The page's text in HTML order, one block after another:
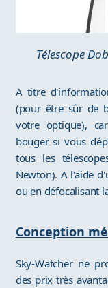
Télescope
A titre
(pour être sûr de
votre optique),
bouger si vous
tous les
Newton). A l'aide
ou en défocalisant
Conception
Sky-Watcher ne
des prix très